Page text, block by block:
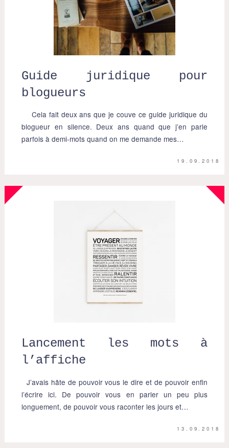
Guide juridique pour
blogueurs
Cela fait deux ans que je couve ce guide juridique du
blogueur en silence. Deux ans quand que j’en parle
parfois à demi-mots quand on me demande mes…
19.09.2018
Lancement les mots à
l’affiche
J’avais hâte de pouvoir vous le dire et de pouvoir enfin
l’écrire ici. De pouvoir vous en parler un peu plus
longuement, de pouvoir vous raconter les jours et…
13.09.2018